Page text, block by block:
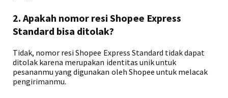
2. Apakah nomor resi Shopee Express
Standard bisa ditolak?
Tidak, nomor resi Shopee Express Standard tidak dapat
ditolak karena merupakan identitas unik untuk
pesananmu yang digunakan oleh Shopee untuk melacak
pengirimanmu.